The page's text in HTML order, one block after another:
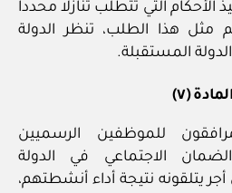
الأحكام التي تتطلب تنازلا محددا
مثل هذا الطلب، تنظر الدولة
المستقبلة.
المادة (٧)
للموظفين الرسميين
الاجتماعي في الدولة
يتلقونه نتيجة أداء أنشطتهم،